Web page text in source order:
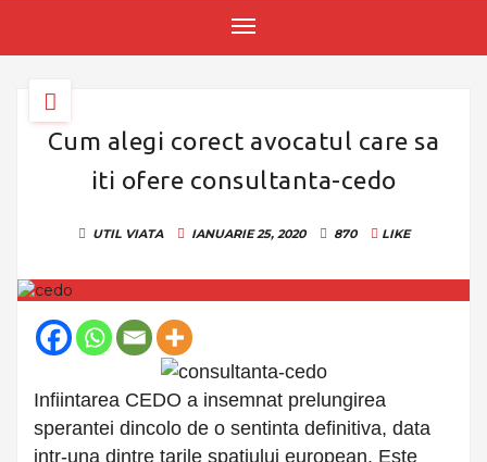
Cum alegi corect avocatul care sa
iti ofere consultanta-cedo
UTIL VIATA IANUARIE 25, 2020 870 LIKE
Infiintarea CEDO a insemnat prelungirea
sperantei dincolo de o sentinta definitiva, data
intr-una dintre tarile spatiului european. Este